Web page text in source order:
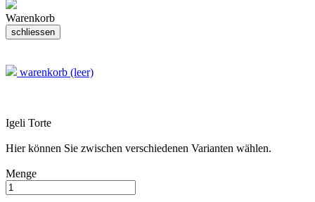
Warenkorb
warenkorb (leer)
Igeli Torte
Hier können Sie zwischen verschiedenen Varianten wählen.
Menge